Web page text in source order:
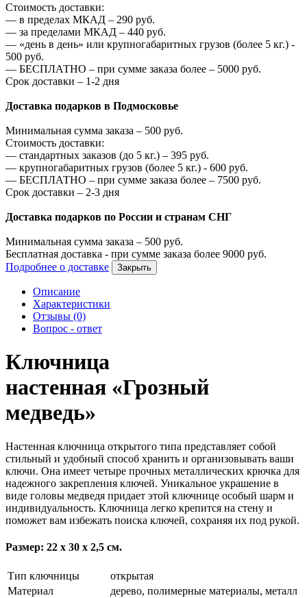
Стоимость доставки:
— в пределах МКАД – 290 руб.
— за пределами МКАД – 440 руб.
— «день в день» или крупногабаритных грузов (более 5 кг.) -
500 руб.
— БЕСПЛАТНО – при сумме заказа более – 5000 руб.
Срок доставки – 1-2 дня
Доставка подарков в Подмосковье
Минимальная сумма заказа – 500 руб.
Стоимость доставки:
— стандартных заказов (до 5 кг.) – 395 руб.
— крупногабаритных грузов (более 5 кг.) - 600 руб.
— БЕСПЛАТНО – при сумме заказа более – 7500 руб.
Срок доставки – 2-3 дня
Доставка подарков по России и странам СНГ
Минимальная сумма заказа – 500 руб.
Бесплатная доставка - при сумме заказа более 9000 руб.
Подробнее о доставке
Закрыть
Описание
Характеристики
Отзывы (0)
Вопрос - ответ
Ключница
настенная «Грозный
медведь»
Настенная ключница открытого типа представляет собой
стильный и удобный способ хранить и организовывать ваши
ключи. Она имеет четыре прочных металлических крючка для
надежного закрепления ключей. Уникальное украшение в
виде головы медведя придает этой ключнице особый шарм и
индивидуальность. Ключница легко крепится на стену и
поможет вам избежать поиска ключей, сохраняя их под рукой.
Размер: 22 х 30 х 2,5 см.
Тип ключницы
открытая
Материал
дерево, полимерные материалы, металл